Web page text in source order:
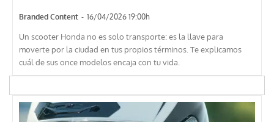
Branded Content - 16/04/2026 19:00h
Un scooter Honda no es solo transporte: es la llave para
moverte por la ciudad en tus propios términos. Te explicamos
cuál de sus once modelos encaja con tu vida.